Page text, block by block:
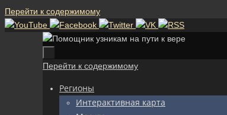
Перейти к содержимому
Перейти к содержимому
Регионы
Интерактивная карта